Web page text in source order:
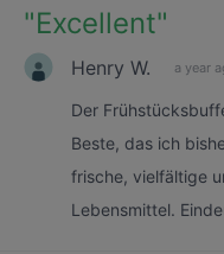
"Excellent"
Henry W. a year
Der
Beste, das ich
frische, vielfältige
Lebensmittel.